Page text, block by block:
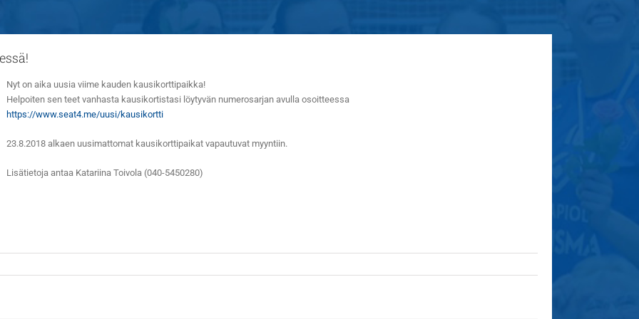
Nyt on aika uusia viime kauden kausikorttipaikka!
Helpoiten sen teet vanhasta kausikortistasi löytyvän numerosarjan avulla osoitteessa
https://www.seat4.me/uusi/kausikortti
23.8.2018 alkaen uusimattomat kausikorttipaikat vapautuvat myyntiin.
Lisätietoja antaa Katariina Toivola (040-5450280)